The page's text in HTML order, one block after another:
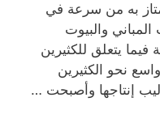
به من سرعة في
والبيوت
يتعلق للكثيرين
نحو الكثيرين
إنتاجها وأصبحت …